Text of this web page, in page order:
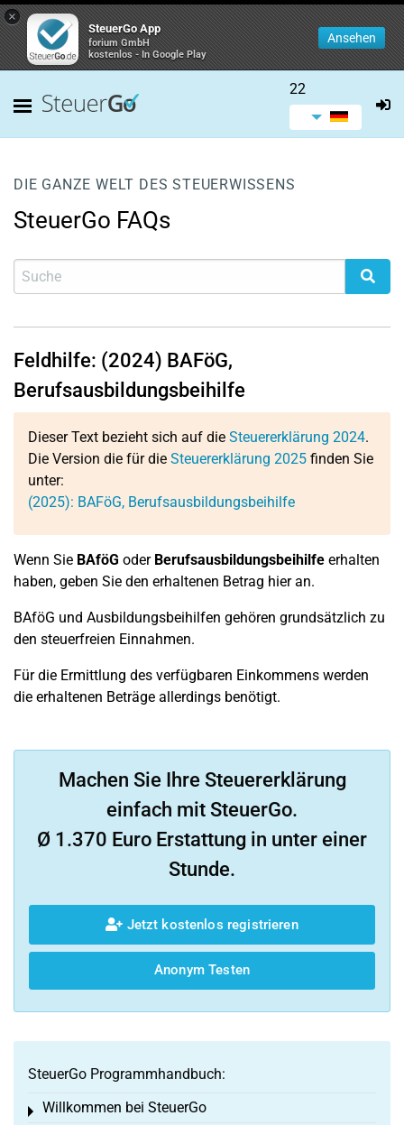
×
SteuerGo App
forium GmbH
kostenlos - In Google Play
Ansehen
22
DIE GANZE WELT DES STEUERWISSENS
SteuerGo FAQs
Feldhilfe: (2024) BAFöG,
Berufsausbildungsbeihilfe
Dieser Text bezieht sich auf die Steuererklärung 2024.
Die Version die für die Steuererklärung 2025 finden Sie
unter:
(2025): BAFöG, Berufsausbildungsbeihilfe
Wenn Sie BAföG oder Berufsausbildungsbeihilfe erhalten
haben, geben Sie den erhaltenen Betrag hier an.
BAföG und Ausbildungsbeihilfen gehören grundsätzlich zu
den steuerfreien Einnahmen.
Für die Ermittlung des verfügbaren Einkommens werden
die erhaltenen Beträge allerdings benötigt.
Machen Sie Ihre Steuererklärung
einfach mit SteuerGo.
Ø 1.370 Euro Erstattung in unter einer
Stunde.
Jetzt kostenlos registrieren
Anonym Testen
SteuerGo Programmhandbuch:
Willkommen bei SteuerGo
Toggle menu